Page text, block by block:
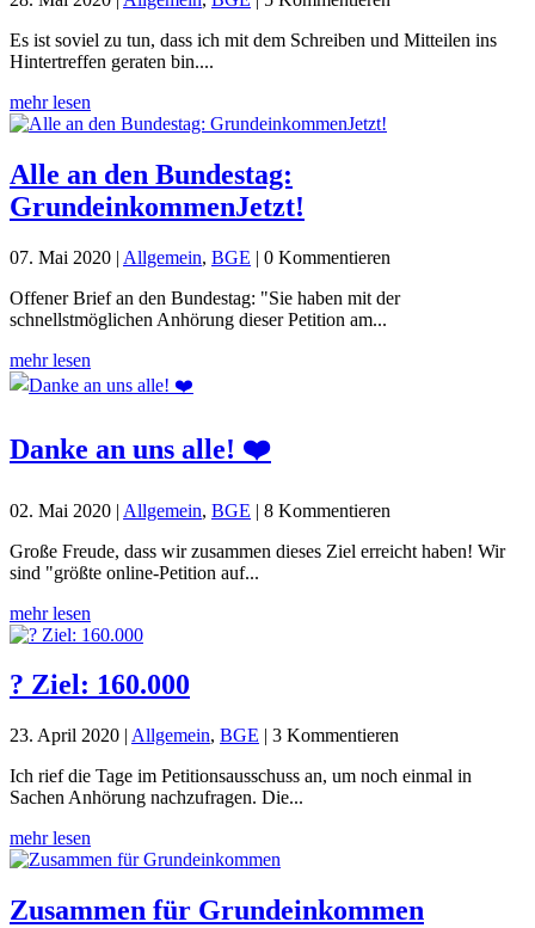
Es ist soviel zu tun, dass ich mit dem Schreiben und Mitteilen ins
Hintertreffen geraten bin....
mehr lesen
Alle an den Bundestag:
GrundeinkommenJetzt!
07. Mai 2020 | Allgemein, BGE | 0 Kommentieren
Offener Brief an den Bundestag: "Sie haben mit der
schnellstmöglichen Anhörung dieser Petition am...
mehr lesen
Danke an uns alle! ❤️
02. Mai 2020 | Allgemein, BGE | 8 Kommentieren
Große Freude, dass wir zusammen dieses Ziel erreicht haben! Wir
sind "größte online-Petition auf...
mehr lesen
? Ziel: 160.000
23. April 2020 | Allgemein, BGE | 3 Kommentieren
Ich rief die Tage im Petitionsausschuss an, um noch einmal in
Sachen Anhörung nachzufragen. Die...
mehr lesen
Zusammen für Grundeinkommen